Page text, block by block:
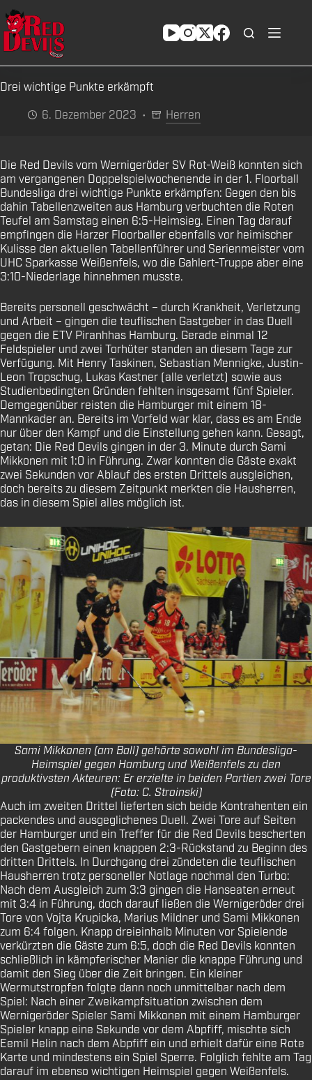
Zum
Inhalt
springen
Drei wichtige Punkte erkämpft
6. Dezember 2023
Herren
Die Red Devils vom Wernigeröder SV Rot-Weiß konnten sich
am vergangenen Doppelspielwochenende in der 1. Floorball
Bundesliga drei wichtige Punkte erkämpfen: Gegen den bis
dahin Tabellenzweiten aus Hamburg verbuchten die Roten
Teufel am Samstag einen 6:5-Heimsieg. Einen Tag darauf
empfingen die Harzer Floorballer ebenfalls vor heimischer
Kulisse den aktuellen Tabellenführer und Serienmeister vom
UHC Sparkasse Weißenfels, wo die Gahlert-Truppe aber eine
3:10-Niederlage hinnehmen musste.
Bereits personell geschwächt – durch Krankheit, Verletzung
und Arbeit – gingen die teuflischen Gastgeber in das Duell
gegen die ETV Piranhhas Hamburg. Gerade einmal 12
Feldspieler und zwei Torhüter standen an diesem Tage zur
Verfügung. Mit Henry Taskinen, Sebastian Mennigke, Justin-
Leon Tropschug, Lukas Kastner (alle verletzt) sowie aus
Studienbedingten Gründen fehlten insgesamt fünf Spieler.
Demgegenüber reisten die Hamburger mit einem 18-
Mannkader an. Bereits im Vorfeld war klar, dass es am Ende
nur über den Kampf und die Einstellung gehen kann. Gesagt,
getan: Die Red Devils gingen in der 3. Minute durch Sami
Mikkonen mit 1:0 in Führung. Zwar konnten die Gäste exakt
zwei Sekunden vor Ablauf des ersten Drittels ausgleichen,
doch bereits zu diesem Zeitpunkt merkten die Hausherren,
das in diesem Spiel alles möglich ist.
Sami Mikkonen (am Ball) gehörte sowohl im Bundesliga-
Heimspiel gegen Hamburg und Weißenfels zu den
produktivsten Akteuren: Er erzielte in beiden Partien zwei Tore
(Foto: C. Stroinski)
Auch im zweiten Drittel lieferten sich beide Kontrahenten ein
packendes und ausgeglichenes Duell. Zwei Tore auf Seiten
der Hamburger und ein Treffer für die Red Devils bescherten
den Gastgebern einen knappen 2:3-Rückstand zu Beginn des
dritten Drittels. In Durchgang drei zündeten die teuflischen
Hausherren trotz personeller Notlage nochmal den Turbo:
Nach dem Ausgleich zum 3:3 gingen die Hanseaten erneut
mit 3:4 in Führung, doch darauf ließen die Wernigeröder drei
Tore von Vojta Krupicka, Marius Mildner und Sami Mikkonen
zum 6:4 folgen. Knapp dreieinhalb Minuten vor Spielende
verkürzten die Gäste zum 6:5, doch die Red Devils konnten
schließlich in kämpferischer Manier die knappe Führung und
damit den Sieg über die Zeit bringen. Ein kleiner
Wermutstropfen folgte dann noch unmittelbar nach dem
Spiel: Nach einer Zweikampfsituation zwischen dem
Wernigeröder Spieler Sami Mikkonen mit einem Hamburger
Spieler knapp eine Sekunde vor dem Abpfiff, mischte sich
Eemil Helin nach dem Abpfiff ein und erhielt dafür eine Rote
Karte und mindestens ein Spiel Sperre. Folglich fehlte am Tag
darauf im ebenso wichtigen Heimspiel gegen Weißenfels.